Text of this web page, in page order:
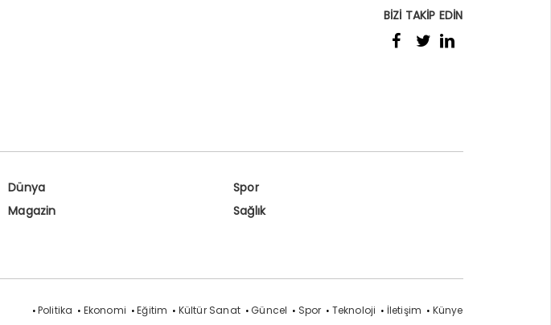
BİZİ TAKİP EDİN
Dünya
Spor
Magazin
Sağlık
Politika Ekonomi Eğitim Kültür Sanat Güncel Spor Teknoloji İletişim Künye